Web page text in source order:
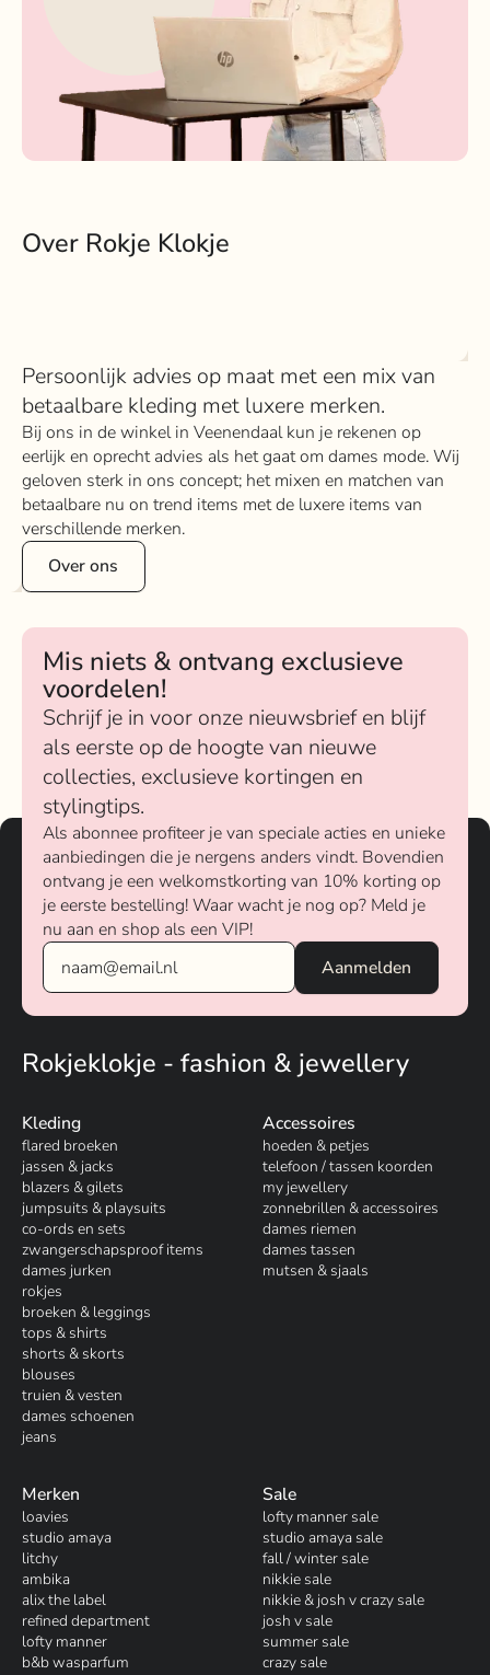
Over Rokje Klokje
Persoonlijk advies op maat met een mix van
betaalbare kleding met luxere merken.
Bij ons in de winkel in Veenendaal kun je rekenen op
eerlijk en oprecht advies als het gaat om dames mode. Wij
geloven sterk in ons concept; het mixen en matchen van
betaalbare nu on trend items met de luxere items van
verschillende merken.
Over ons
Mis niets & ontvang exclusieve
voordelen!
Schrijf je in voor onze nieuwsbrief en blijf
als eerste op de hoogte van nieuwe
collecties, exclusieve kortingen en
stylingtips.
Als abonnee profiteer je van speciale acties en unieke
aanbiedingen die je nergens anders vindt. Bovendien
ontvang je een welkomstkorting van 10% korting op
je eerste bestelling! Waar wacht je nog op? Meld je
nu aan en shop als een VIP!
Rokjeklokje - fashion & jewellery
Kleding
flared broeken
jassen & jacks
blazers & gilets
jumpsuits & playsuits
co-ords en sets
zwangerschapsproof items
dames jurken
rokjes
broeken & leggings
tops & shirts
shorts & skorts
blouses
truien & vesten
dames schoenen
jeans
Accessoires
hoeden & petjes
telefoon / tassen koorden
my jewellery
zonnebrillen & accessoires
dames riemen
dames tassen
mutsen & sjaals
Merken
loavies
studio amaya
litchy
ambika
alix the label
refined department
lofty manner
b&b wasparfum
Sale
lofty manner sale
studio amaya sale
fall / winter sale
nikkie sale
nikkie & josh v crazy sale
josh v sale
summer sale
crazy sale